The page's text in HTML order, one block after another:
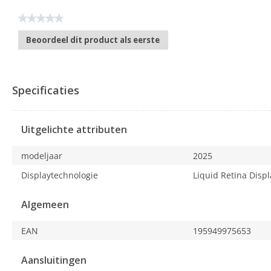
★★★★★
Geen
scorewaarde
Beoordeel dit product als eerste
.
actie
opent
u
modaal
Specificaties
Uitgelichte attributen
modeljaar
2025
Displaytechnologie
Liquid Retina
Algemeen
EAN 195949975653
Aansluitingen